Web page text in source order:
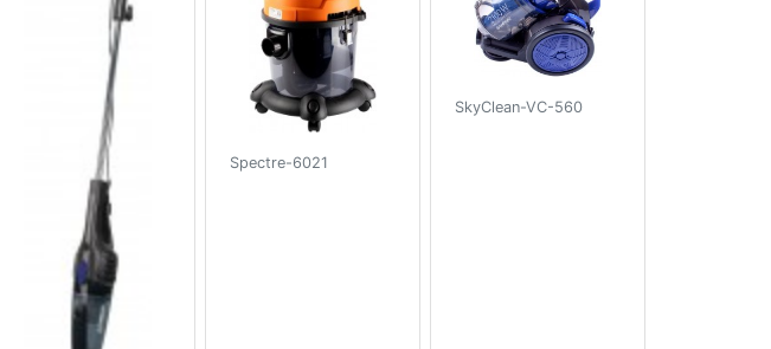
Spectre-6021
SkyClean-VC-560